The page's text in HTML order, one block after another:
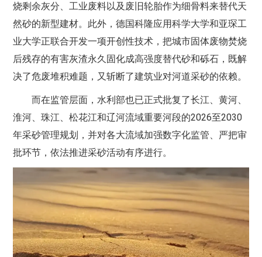
烧剩余灰分、工业废料以及废旧轮胎作为细骨料来替代天
然砂的新型建材。此外，德国科隆应用科学大学和亚琛工
业大学正联合开发一项开创性技术，把城市固体废物焚烧
后残存的有害灰渣永久固化成高强度替代砂和砾石，既解
决了危废堆积难题，又斩断了建筑业对河道采砂的依赖。
而在监管层面，水利部也已正式批复了长江、黄河、
淮河、珠江、松花江和辽河流域重要河段的2026至2030
年采砂管理规划，并对各大流域加强数字化监管、严把审
批环节，依法推进采砂活动有序进行。